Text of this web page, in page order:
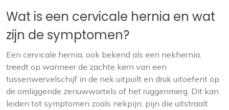
Wat is een cervicale hernia en wat
zijn de symptomen?
Een cervicale hernia, ook bekend als een nekhernia,
treedt op wanneer de zachte kern van een
tussenwervelschijf in de nek uitpuilt en druk uitoefent op
de omliggende zenuwwortels of het ruggenmerg. Dit kan
leiden tot symptomen zoals nekpijn, pijn die uitstraalt